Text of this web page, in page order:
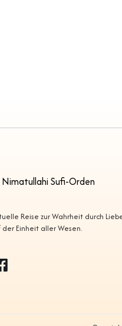
Nimatullahi Sufi-Orden
Reise zur Wahrheit durch
Einheit aller Wesen.